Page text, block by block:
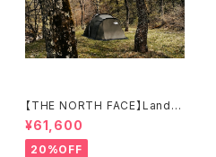
【THE NORTH FACE】Lander
4
¥61,600
20%OFF